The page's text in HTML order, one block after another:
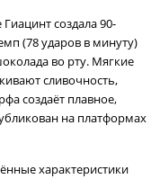
создала 90-
(78 ударов в минуту)
во рту. Мягкие
сливочность,
создаёт плавное,
на платформах
характеристики